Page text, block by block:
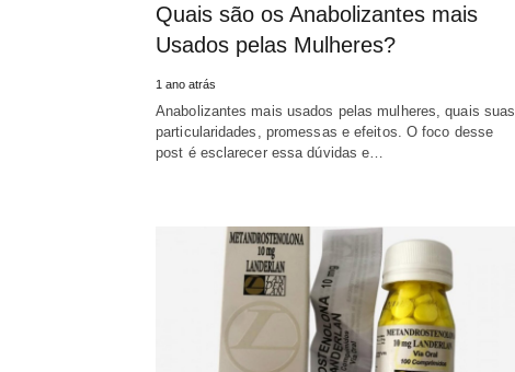
Quais são os Anabolizantes mais
Usados pelas Mulheres?
1 ano atrás
Anabolizantes mais usados pelas mulheres, quais suas
particularidades, promessas e efeitos. O foco desse
post é esclarecer essa dúvidas e…